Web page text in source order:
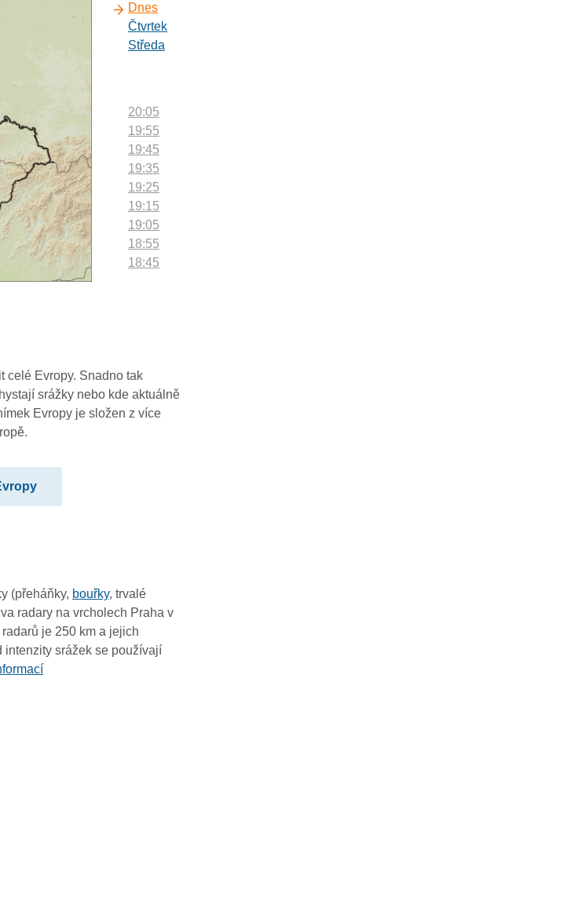
Dnes
Čtvrtek
Středa
20:05
19:55
19:45
19:35
19:25
19:15
19:05
18:55
18:45
17:45
17:35
17:25
15:45
15:35
15:25
15:15
celé Evropy. Snadno tak
srážky nebo kde aktuálně
Evropy je složen z více
(přeháňky, bouřky, trvalé
radary na vrcholech Praha v
je 250 km a jejich
intenzity srážek se používají